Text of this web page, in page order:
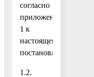
согласно
приложению
1 к
настоящему
постановлению;
1.2.